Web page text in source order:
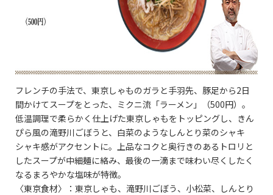
フレンチの手法で、東京しゃものガラと手羽先、豚足から2日
間かけてスープをとった、ミクニ流「ラーメン」（500円）。
低温調理で柔らかく仕上げた東京しゃもをトッピングし、きん
ぴら風の滝野川ごぼうと、白菜のようなしんとり菜のシャキ
シャキ感がアクセントに。上品なコクと奥行きのあるトロリと
したスープが中細麺に絡み、最後の一滴まで味わい尽くしたく
なるまろやかな塩味が特徴。
〈東京食材〉：東京しゃも、滝野川ごぼう、小松菜、しんとり